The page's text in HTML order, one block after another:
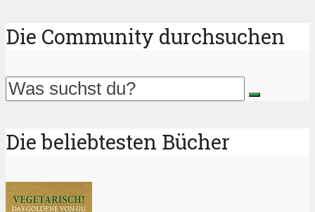
Die Community durchsuchen
Die beliebtesten Bücher